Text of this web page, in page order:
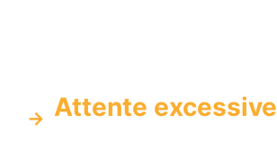
Attente excessive